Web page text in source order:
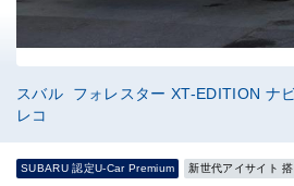
スバル フォレスター XT-EDITION ナ
レコ
SUBARU 認定U-Car Premium 新世代アイサイト